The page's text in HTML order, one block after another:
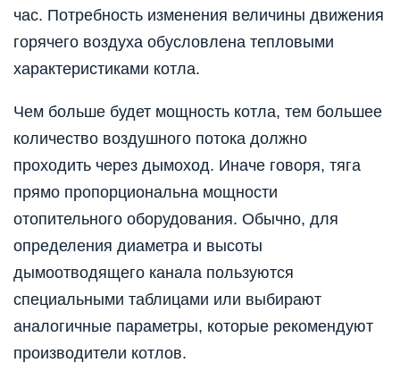
час. Потребность изменения величины движения
горячего воздуха обусловлена тепловыми
характеристиками котла.
Чем больше будет мощность котла, тем большее
количество воздушного потока должно
проходить через дымоход. Иначе говоря, тяга
прямо пропорциональна мощности
отопительного оборудования. Обычно, для
определения диаметра и высоты
дымоотводящего канала пользуются
специальными таблицами или выбирают
аналогичные параметры, которые рекомендуют
производители котлов.